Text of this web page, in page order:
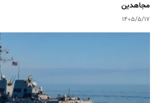
مجاهدین
۱۴۰۵/۵/۱۷